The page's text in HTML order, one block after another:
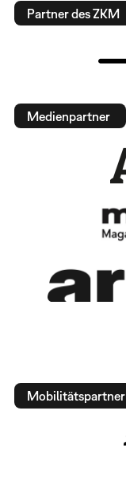
Partner des ZKM
Medienpartner
Mobilitätspartner